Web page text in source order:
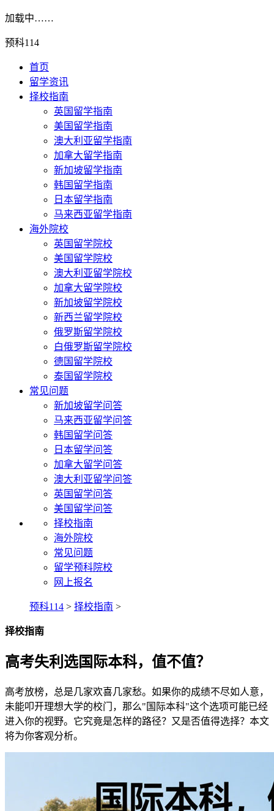
加载中……
预科114
首页
留学资讯
择校指南
英国留学指南
美国留学指南
澳大利亚留学指南
加拿大留学指南
新加坡留学指南
韩国留学指南
日本留学指南
马来西亚留学指南
海外院校
英国留学院校
美国留学院校
澳大利亚留学院校
加拿大留学院校
新加坡留学院校
新西兰留学院校
俄罗斯留学院校
白俄罗斯留学院校
德国留学院校
泰国留学院校
常见问题
新加坡留学问答
马来西亚留学问答
韩国留学问答
日本留学问答
加拿大留学问答
澳大利亚留学问答
英国留学问答
美国留学问答
择校指南
海外院校
常见问题
留学预科院校
网上报名
预科114 > 择校指南 >
择校指南
高考失利选国际本科，值不值？
高考放榜，总是几家欢喜几家愁。如果你的成绩不尽如人意，
未能叩开理想大学的校门，那么"国际本科"这个选项可能已经
进入你的视野。它究竟是怎样的路径？又是否值得选择？本文
将为你客观分析。